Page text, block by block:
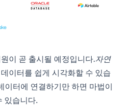
이 곧 출시될 예정입니다.자연
이터를 쉽게 시각화할 수 있습
이터에 연결하기만 하면 마법이
있습니다.